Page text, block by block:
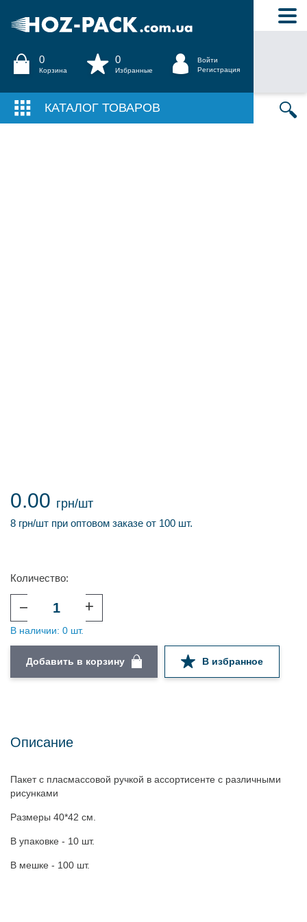
0
Корзина
0
Избранные
Войти
Регистрация
КАТАЛОГ ТОВАРОВ
0.00 грн/шт
8 грн/шт при оптовом заказе от 100 шт.
Количество:
+
–
В наличии: 0 шт.
Добавить в корзину В избранное
Описание
Пакет с пласмассовой ручкой в ассортисенте с различными
рисунками
Размеры 40*42 см.
В упаковке - 10 шт.
В мешке - 100 шт.